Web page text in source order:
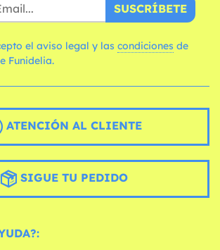
SUSCRÍBETE
el aviso legal y las condiciones
Funidelia.
ATENCIÓN AL CLIENTE
SIGUE TU PEDIDO